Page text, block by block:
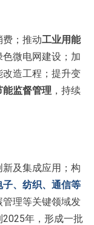
费；推动工业用能
微电网建设；加
改造工程；提升变
能监督管理 ，持续
及集成应用；构
、纺织、通信等
理等关键领域发
年，形成一批